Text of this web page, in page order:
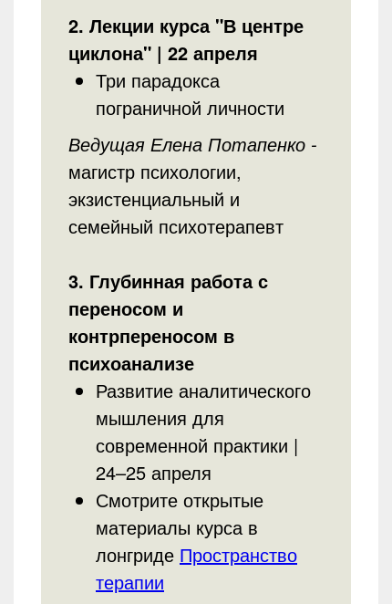
2. Лекции курса "В центре
циклона" | 22 апреля
Три парадокса
пограничной личности
Ведущая Елена Потапенко -
магистр психологии,
экзистенциальный и
семейный психотерапевт
3. Глубинная работа с
переносом и
контрпереносом в
психоанализе
Развитие аналитического
мышления для
современной практики |
24–25 апреля
Смотрите открытые
материалы курса в
лонгриде Пространство
терапии